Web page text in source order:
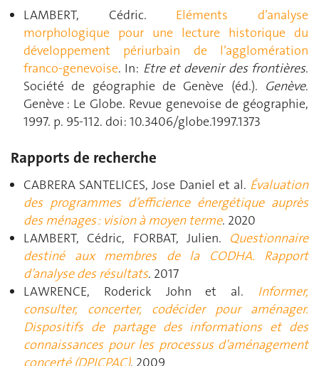
LAMBERT, Cédric. Eléments d’analyse
morphologique pour une lecture historique du
développement périurbain de l’agglomération
franco-genevoise. In: Etre et devenir des frontières.
Société de géographie de Genève (éd.). Genève.
Genève : Le Globe. Revue genevoise de géographie,
1997. p. 95‑112. doi: 10.3406/globe.1997.1373
Rapports de recherche
CABRERA SANTELICES, Jose Daniel et al. Évaluation
des programmes d’efficience énergétique auprès
des ménages : vision à moyen terme. 2020
LAMBERT, Cédric, FORBAT, Julien. Questionnaire
destiné aux membres de la CODHA. Rapport
d’analyse des résultats. 2017
LAWRENCE, Roderick John et al. Informer,
consulter, concerter, codécider pour aménager.
Dispositifs de partage des informations et des
connaissances pour les processus d’aménagement
concerté (DPICPAC). 2009